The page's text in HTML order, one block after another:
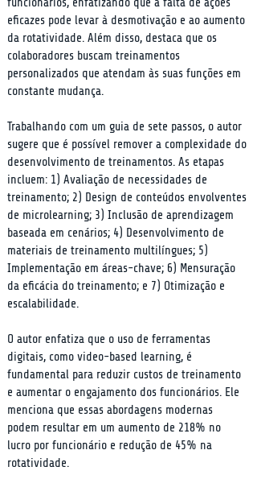
funcionários, enfatizando que a falta de ações
eficazes pode levar à desmotivação e ao aumento
da rotatividade. Além disso, destaca que os
colaboradores buscam treinamentos
personalizados que atendam às suas funções em
constante mudança.
Trabalhando com um guia de sete passos, o autor
sugere que é possível remover a complexidade do
desenvolvimento de treinamentos. As etapas
incluem: 1) Avaliação de necessidades de
treinamento; 2) Design de conteúdos envolventes
de microlearning; 3) Inclusão de aprendizagem
baseada em cenários; 4) Desenvolvimento de
materiais de treinamento multilíngues; 5)
Implementação em áreas-chave; 6) Mensuração
da eficácia do treinamento; e 7) Otimização e
escalabilidade.
O autor enfatiza que o uso de ferramentas
digitais, como video-based learning, é
fundamental para reduzir custos de treinamento
e aumentar o engajamento dos funcionários. Ele
menciona que essas abordagens modernas
podem resultar em um aumento de 218% no
lucro por funcionário e redução de 45% na
rotatividade.